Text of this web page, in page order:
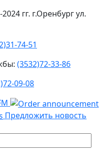
гг. г.Оренбург ул.
74-51
(3532)72-33-86
09-08
Предложить новость